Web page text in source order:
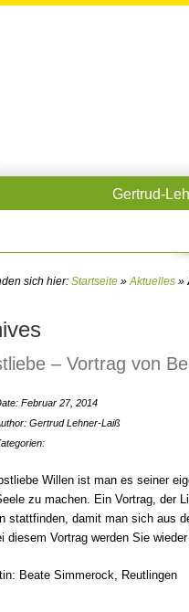
Gertrud-
sich hier: Startseite »Aktuelles »
– Vortrag von
Februar 27, 2014
Gertrud Lehner-Laiß
Willen ist man es seiner
zu machen. Ein Vortrag, der
stattfinden, damit man sich aus
diesem Vortrag werden Sie
Beate Simmerock, Reutlingen